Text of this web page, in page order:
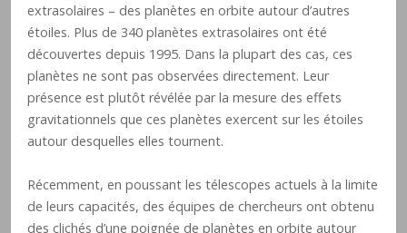
extrasolaires – des planètes en orbite autour d’autres
étoiles. Plus de 340 planètes extrasolaires ont été
découvertes depuis 1995. Dans la plupart des cas, ces
planètes ne sont pas observées directement. Leur
présence est plutôt révélée par la mesure des effets
gravitationnels que ces planètes exercent sur les étoiles
autour desquelles elles tournent.
Récemment, en poussant les télescopes actuels à la limite
de leurs capacités, des équipes de chercheurs ont obtenu
des clichés d’une poignée de planètes en orbite autour